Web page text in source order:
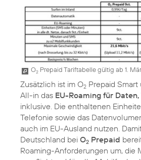
O2 Prepaid Tariftabelle gültig ab 1.
Zusätzlich ist im O2 Prepaid Smart
All-in das EU-Roaming für
inklusive. Die enthaltenen
Telefonie sowie das
auch im EU-Ausland nutzen.
Deutschland bei O2 Prepaid
Roaming-Anforderungen um, die